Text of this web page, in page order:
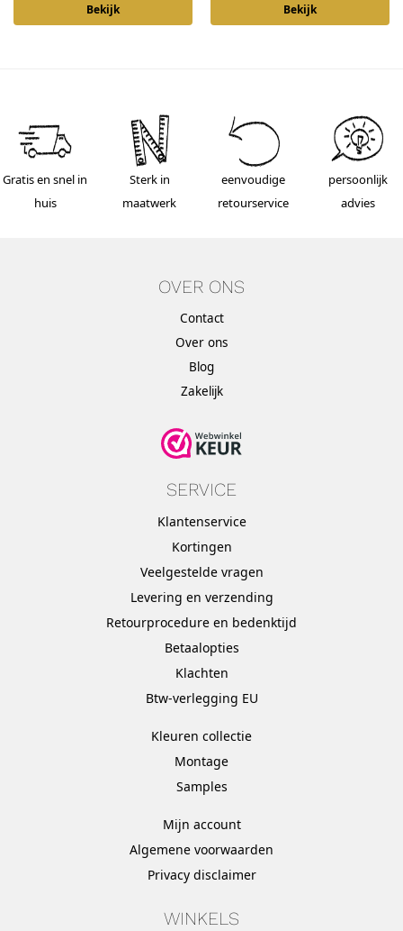
Bekijk Bekijk
Gratis en snel in
huis
Sterk in
maatwerk
eenvoudige
retourservice
persoonlijk
advies
OVER ONS
Contact
Over ons
Blog
Zakelijk
SERVICE
Klantenservice
Kortingen
Veelgestelde vragen
Levering en verzending
Retourprocedure en bedenktijd
Betaalopties
Klachten
Btw-verlegging EU
Kleuren collectie
Montage
Samples
Mijn account
Algemene voorwaarden
Privacy disclaimer
WINKELS